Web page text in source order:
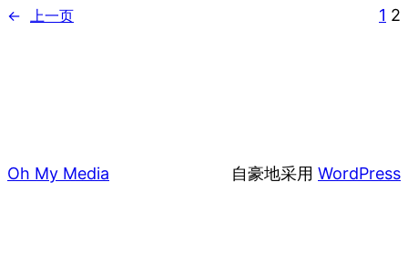
← 上一页 1 2
Oh My Media 自豪地采用 WordPress